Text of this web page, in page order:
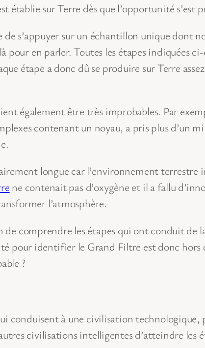
établie sur Terre dès que l’opportunité s’est
s’appuyer sur un échantillon unique dont
pour en parler. Toutes les étapes indiquées
étape a donc dû se produire sur Terre
également être très improbables. Par
contenant un noyau, a pris plus d’un
longue car l’environnement
ne contenait pas d’oxygène et il a fallu
l’atmosphère.
de comprendre les étapes qui ont conduit
pour identifier le Grand Filtre est donc
?
conduisent à une civilisation
civilisations intelligentes d’atteindre les